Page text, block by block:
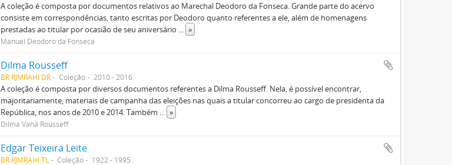
A coleção é composta por documentos relativos ao Marechal Deodoro da Fonseca. Grande parte do acervo
consiste em correspondências, tanto escritas por Deodoro quanto referentes a ele, além de homenagens
prestadas ao titular por ocasião de seu aniversário ... »
Manuel Deodoro da Fonseca
Dilma Rousseff
BR RJMRAHI DR Coleção 2010 - 2016
A coleção é composta por diversos documentos referentes a Dilma Rousseff. Nela, é possível encontrar,
majoritariamente, materiais de campanha das eleições nas quais a titular concorreu ao cargo de presidenta da
República, nos anos de 2010 e 2014. Também ... »
Dilma Vana Rousseff
Edgar Teixeira Leite
BR RJMRAHI TL Coleção 1922 - 1995